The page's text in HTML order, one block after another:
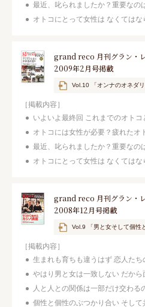
最近、叱られましたか？重要なの
オトコにとって女性は なくてはな
grand reco 月刊グラン・レ
2009年2月号掲載
Vol.10 「オンナのオネダ
［掲載内容］
いよいよ最終回 これまでのオト
オトコには女性が必要？疲れたオ
最近、叱られましたか？重要なの
オトコにとって女性は なくてはな
grand reco 月刊グラン・レ
2008年12月号掲載
Vol.9 「男と女そして個性
［掲載内容］
生まれも育ちも違うはず 恋人たち
やはり男と女は一致しない だから
人と人との関係は一部だけ交わる
個性と個性のぶつかり合い そし